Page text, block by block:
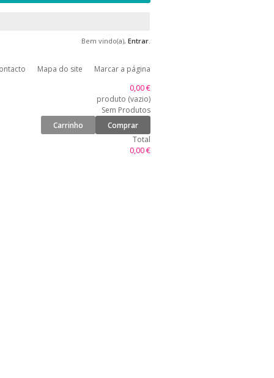
Bem vindo(a), Entrar.
Mapa do site
Marcar a página
0,00 €
produto (vazio)
Sem Produtos
Carrinho
Comprar
Total
0,00 €